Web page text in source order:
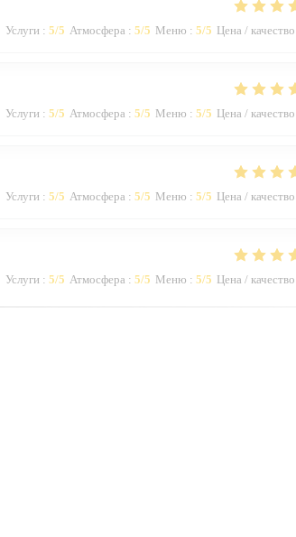
Услуги : 5/5 Атмосфера : 5/5 Меню : 5/5 Цена / качество
Услуги : 5/5 Атмосфера : 5/5 Меню : 5/5 Цена / качество
Услуги : 5/5 Атмосфера : 5/5 Меню : 5/5 Цена / качество
Услуги : 5/5 Атмосфера : 5/5 Меню : 5/5 Цена / качество